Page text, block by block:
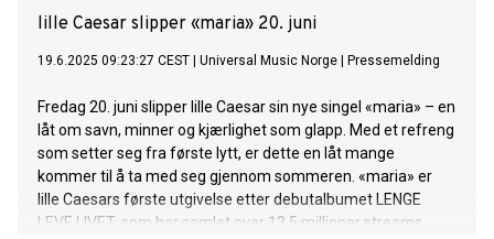
lille Caesar slipper «maria» 20. juni
19.6.2025 09:23:27 CEST Universal Music Norge Pressemelding
Fredag 20. juni slipper lille Caesar sin nye singel «maria» – en
låt om savn, minner og kjærlighet som glapp. Med et refreng
som setter seg fra første lytt, er dette en låt mange
kommer til å ta med seg gjennom sommeren. «maria» er
lille Caesars første utgivelse etter debutalbumet LENGE
LEVE LIVET, som har samlet over 13,5 millioner streams